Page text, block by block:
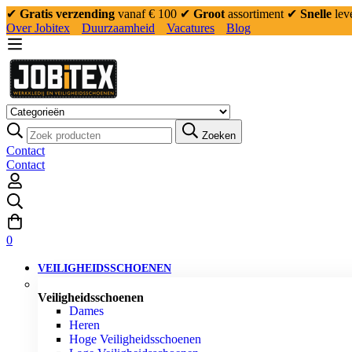
✔ Gratis verzending vanaf € 100 ✔ Groot assortiment ✔ Snelle
Over Jobitex
Duurzaamheid Vacatures Blog
Zoeken
Contact
Contact
0
VEILIGHEIDSSCHOENEN
Veiligheidsschoenen
Dames
Heren
Hoge Veiligheidsschoenen